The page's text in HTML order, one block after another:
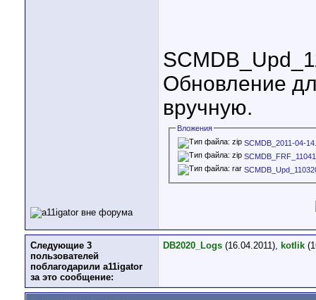
Обновление
вручную.
Вложения
SCMDB_2011-04-
Следующие 3
пользователей
поблагодарили a11igator
за это сообщение:
DB2020_Logs (16.04.2011), kotlik